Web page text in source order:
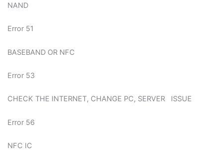
NAND
Error 51
BASEBAND OR NFC
Error 53
CHECK THE INTERNET, CHANGE PC, SERVER ISSUE
Error 56
NFC IC